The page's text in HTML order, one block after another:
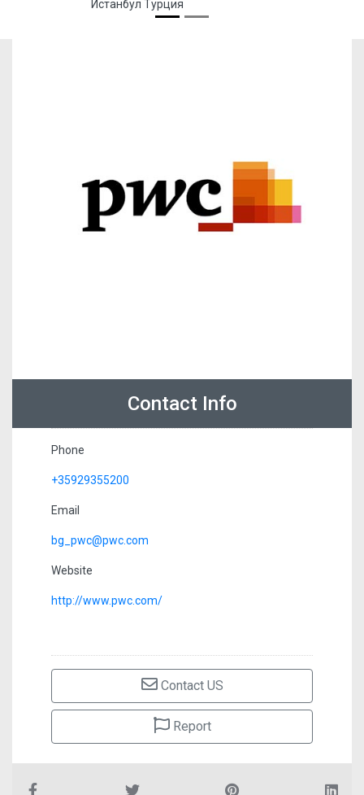
Истанбул Турция
Contact Info
Phone
+35929355200
Email
bg_pwc@pwc.com
Website
http://www.pwc.com/
Contact US
Report